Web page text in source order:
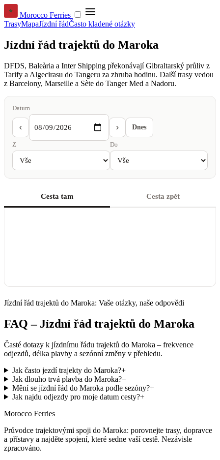
Morocco Ferries
TrasyMapaJízdní řádČasto kladené otázky
Jízdní řád trajektů do Maroka
DFDS, Baleària a Inter Shipping překonávají Gibraltarský průliv z
Tarify a Algecirasu do Tangeru za zhruba hodinu. Další trasy vedou
z Barcelony, Marseille a Sète do Tanger Med a Nadoru.
Datum
‹ › Dnes
Z Do
Cesta tam Cesta zpět
Jízdní řád trajektů do Maroka: Vaše otázky, naše odpovědi
FAQ – Jízdní řád trajektů do Maroka
Časté dotazy k jízdnímu řádu trajektů do Maroka – frekvence
odjezdů, délka plavby a sezónní změny v přehledu.
Jak často jezdí trajekty do Maroka?+
Jak dlouho trvá plavba do Maroka?+
Mění se jízdní řád do Maroka podle sezóny?+
Jak najdu odjezdy pro moje datum cesty?+
Morocco Ferries
Průvodce trajektovými spoji do Maroka: porovnejte trasy, dopravce
a přístavy a najděte spojení, které sedne vaší cestě. Nezávisle
zpracováno.